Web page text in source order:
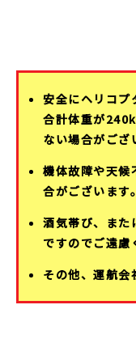
安全にヘリコプ
合計体重が
ない場合がござ
機体故障や天候
合がございます。
酒気帯び、また
ですのでご遠慮
その他、運航会